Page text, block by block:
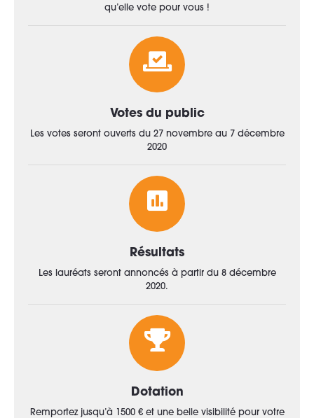
qu’elle vote pour vous !
Votes du public
Les votes seront ouverts du 27 novembre au 7 décembre
2020
Résultats
Les lauréats seront annoncés à partir du 8 décembre
2020.
Dotation
Remportez jusqu’à 1500 € et une belle visibilité pour votre